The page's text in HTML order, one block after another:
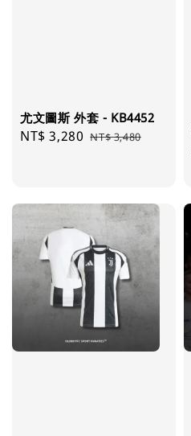
尤文圖斯 外套 - KB4452
Sale
NT$ 3,280 Regular
NT$ 3,480